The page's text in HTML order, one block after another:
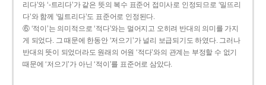
리다’와 ‘-트리다’가 같은 뜻의 복수 표준어 접미사로 인정되므로 ‘밀뜨리
다’와 함께 ‘밀트리다’도 표준어로 인정된다.
⑥ ‘적이’는 의미적으로 ‘적다’와는 멀어지고 오히려 반대의 의미를 가지
게 되었다. 그 때문에 한동안 ‘저으기’가 널리 보급되기도 하였다. 그러나
반대의 뜻이 되었더라도 원래의 어원 ‘적다’와의 관계는 부정할 수 없기
때문에 ‘저으기’가 아닌 ‘적이’를 표준어로 삼았다.